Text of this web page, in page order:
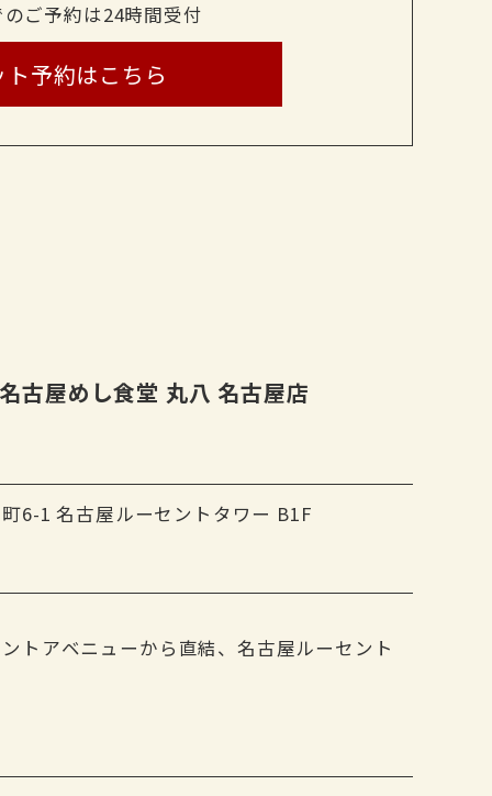
ご予約は24時間受付
ト予約はこちら
古屋めし食堂 丸八 名古屋店
6-1 名古屋ルーセントタワー B1F
トアベニューから直結、名古屋ルーセント